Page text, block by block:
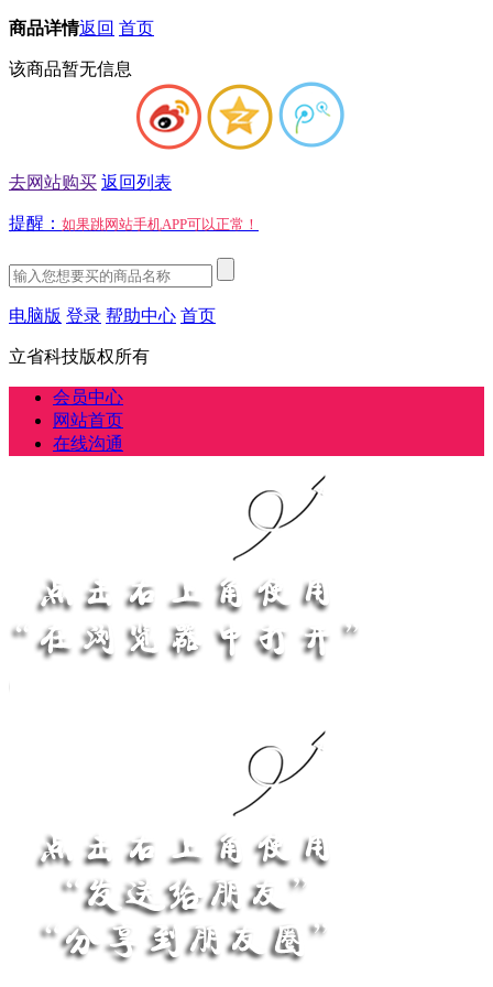
商品详情返回 首页
该商品暂无信息
去网站购买 返回列表
提醒： 如果跳网站手机APP可以正常！
电脑版 登录 帮助中心 首页
立省科技版权所有
会员中心
网站首页
在线沟通